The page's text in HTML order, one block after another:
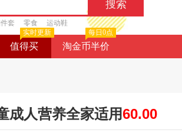
套 零食 运动鞋
值得买
实时更新
淘金币半价
每日0点
成人营养全家适用60.00